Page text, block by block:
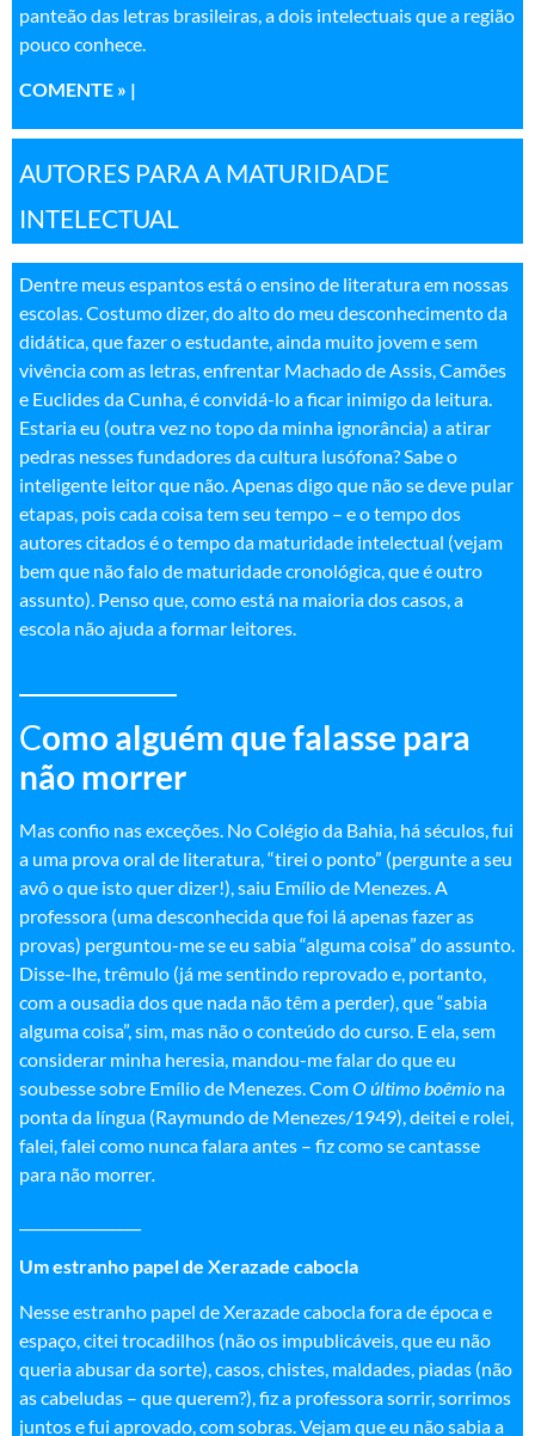
panteão das letras brasileiras, a dois intelectuais que a região
pouco conhece.
COMENTE » |
AUTORES PARA A MATURIDADE
INTELECTUAL
Dentre meus espantos está o ensino de literatura em nossas
escolas. Costumo dizer, do alto do meu desconhecimento da
didática, que fazer o estudante, ainda muito jovem e sem
vivência com as letras, enfrentar Machado de Assis, Camões
e Euclides da Cunha, é convidá-lo a ficar inimigo da leitura.
Estaria eu (outra vez no topo da minha ignorância) a atirar
pedras nesses fundadores da cultura lusófona? Sabe o
inteligente leitor que não. Apenas digo que não se deve pular
etapas, pois cada coisa tem seu tempo – e o tempo dos
autores citados é o tempo da maturidade intelectual (vejam
bem que não falo de maturidade cronológica, que é outro
assunto). Penso que, como está na maioria dos casos, a
escola não ajuda a formar leitores.
Como alguém que falasse para
não morrer
Mas confio nas exceções. No Colégio da Bahia, há séculos, fui
a uma prova oral de literatura, “tirei o ponto” (pergunte a seu
avô o que isto quer dizer!), saiu Emílio de Menezes. A
professora (uma desconhecida que foi lá apenas fazer as
provas) perguntou-me se eu sabia “alguma coisa” do assunto.
Disse-lhe, trêmulo (já me sentindo reprovado e, portanto,
com a ousadia dos que nada não têm a perder), que “sabia
alguma coisa”, sim, mas não o conteúdo do curso. E ela, sem
considerar minha heresia, mandou-me falar do que eu
soubesse sobre Emílio de Menezes. ComO último boêmio na
ponta da língua (Raymundo de Menezes/1949), deitei e rolei,
falei, falei como nunca falara antes – fiz como se cantasse
para não morrer.
Um estranho papel de Xerazade cabocla
Nesse estranho papel de Xerazade cabocla fora de época e
espaço, citei trocadilhos (não os impublicáveis, que eu não
queria abusar da sorte), casos, chistes, maldades, piadas (não
as cabeludas – que querem?), fiz a professora sorrir, sorrimos
juntos e fui aprovado, com sobras. Vejam que eu não sabia a